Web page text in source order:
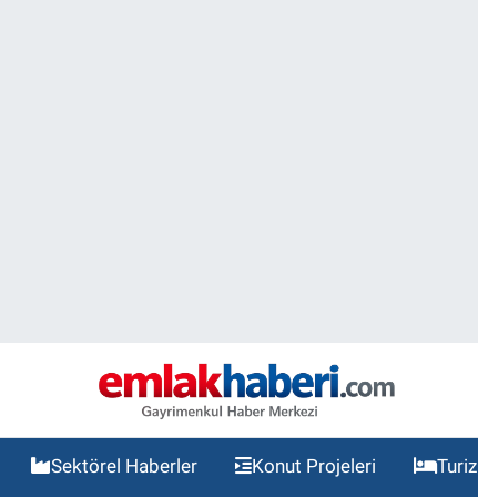
Sektörel Haberler Konut Projeleri